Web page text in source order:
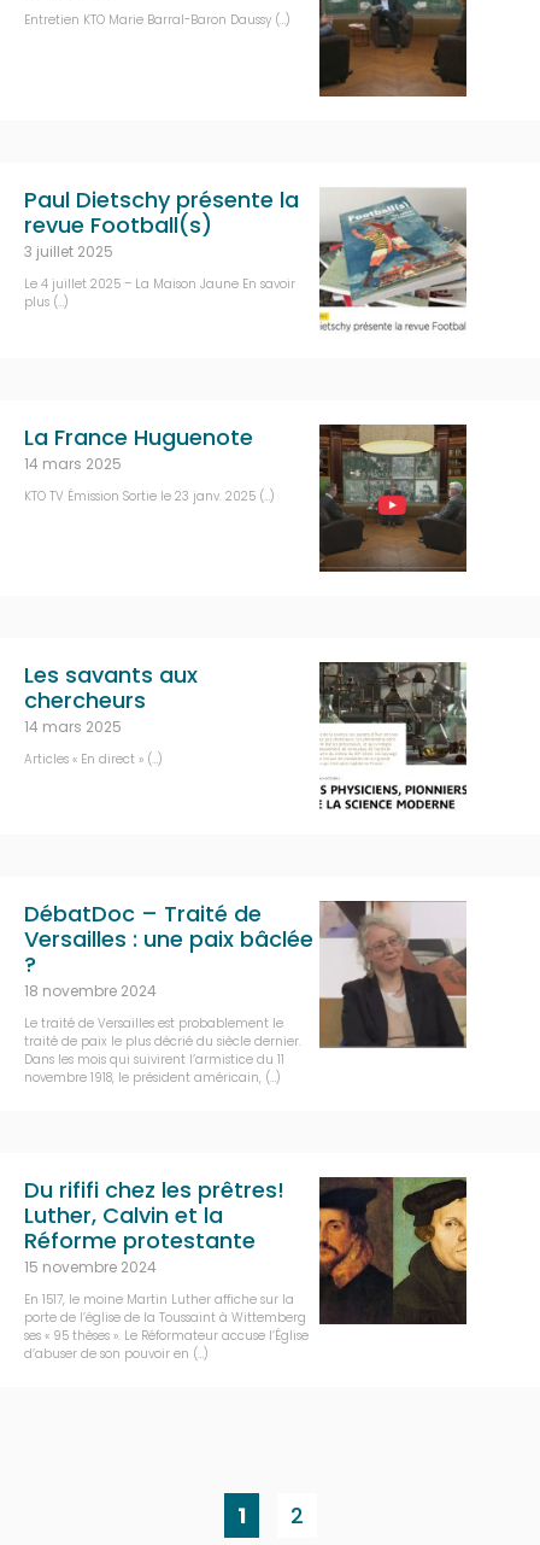
Entretien KTO Marie Barral-Baron Daussy (…)
Paul Dietschy présente la
revue Football(s)
3 juillet 2025
Le 4 juillet 2025 – La Maison Jaune En savoir
plus (…)
La France Huguenote
14 mars 2025
KTO TV Émission Sortie le 23 janv. 2025 (…)
Les savants aux
chercheurs
14 mars 2025
Articles « En direct » (…)
DébatDoc – Traité de
Versailles : une paix bâclée
?
18 novembre 2024
Le traité de Versailles est probablement le
traité de paix le plus décrié du siècle dernier.
Dans les mois qui suivirent l’armistice du 11
novembre 1918, le président américain, (…)
Du rififi chez les prêtres!
Luther, Calvin et la
Réforme protestante
15 novembre 2024
En 1517, le moine Martin Luther affiche sur la
porte de l’église de la Toussaint à Wittemberg
ses « 95 thèses ». Le Réformateur accuse l’Église
d’abuser de son pouvoir en (…)
1 2